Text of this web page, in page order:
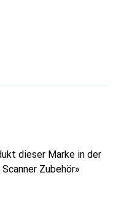
dieser Marke in der
Zubehör»